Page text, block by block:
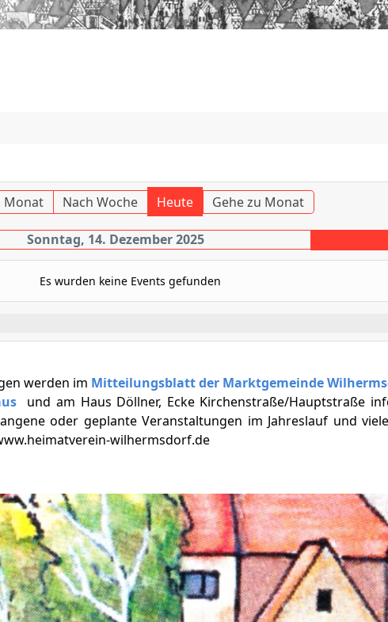
Monat Nach Woche Heute Gehe zu Monat
Sonntag, 14. Dezember 2025
Es wurden keine Events gefunden
werden im Mitteilungsblatt der Marktgemeinde
und am Haus Döllner, Ecke Kirchenstraße/Hauptstraße
oder geplante Veranstaltungen im Jahreslauf und
wilhermsdorf.de